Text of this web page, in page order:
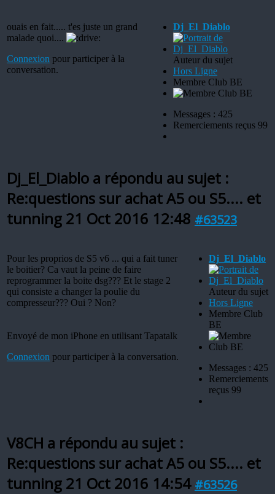
ouais en fait..... t'es juste un grand
malade quoi....
Connexion pour participer à la
conversation.
Dj_El_Diablo
Auteur du sujet
Hors Ligne
Membre Club BE
Messages : 425
Remerciements reçus 99
Dj_El_Diablo a répondu au sujet :
Re:questions sur achat A5 ou S5.... et
tunning 21 Oct 2016 12:48 #63523
Pour les proprios de S5 v6 ... qui a fait tuner
le boitier? Ca vaut la peine de faire
reprogrammer la boite dsg??? Et le stage 2
qui consiste a changer la poulie du
compresseur??? Oui ? Non?
Envoyé de mon iPhone en utilisant Tapatalk
Connexion pour participer à la conversation.
Dj_El_Diablo
Auteur du sujet
Hors Ligne
Membre Club
BE
Messages : 425
Remerciements
reçus 99
V8CH a répondu au sujet :
Re:questions sur achat A5 ou S5.... et
tunning 21 Oct 2016 14:54 #63526